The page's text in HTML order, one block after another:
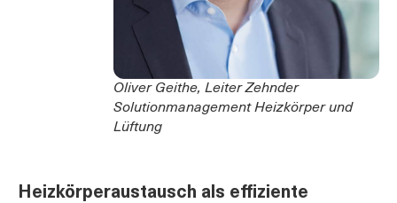
Oliver Geithe, Leiter Zehnder
Solutionmanagement Heizkörper und
Lüftung
Heizkörperaustausch als effiziente